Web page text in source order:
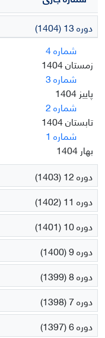
دوره 13 (1404)
شماره 4
زمستان 1404
شماره 3
پاییز 1404
شماره 2
تابستان 1404
شماره 1
بهار 1404
دوره 12 (1403)
دوره 11 (1402)
دوره 10 (1401)
دوره 9 (1400)
دوره 8 (1399)
دوره 7 (1398)
دوره 6 (1397)